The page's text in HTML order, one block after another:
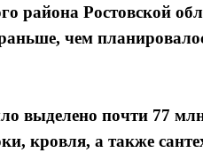
района Ростовской
чем
выделено почти 77
кровля, а также